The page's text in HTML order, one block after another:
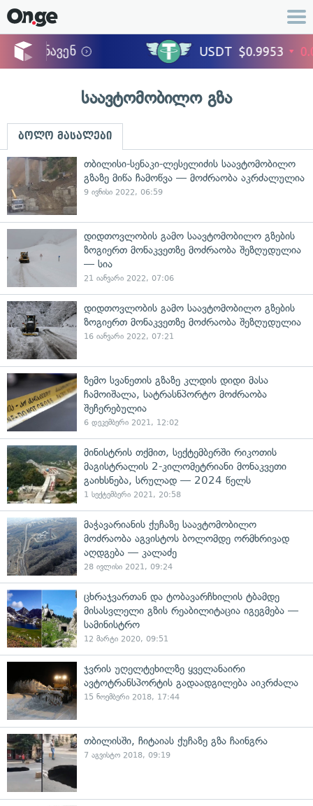
საავტომობილო გზა
ბოლო მასალები
თბილისი-სენაკი-ლესელიძის საავტომობილო
გზაზე მიწა ჩამოწვა — მოძრაობა აკრძალულია
9 ივნისი 2022, 06:59
დიდთოვლობის გამო საავტომობილო გზების
ზოგიერთ მონაკვეთზე მოძრაობა შეზღუდულია
— სია
21 იანვარი 2022, 07:06
დიდთოვლობის გამო საავტომობილო გზების
ზოგიერთ მონაკვეთზე მოძრაობა შეზღუდულია
16 იანვარი 2022, 07:21
ზემო სვანეთის გზაზე კლდის დიდი მასა
ჩამოიშალა, სატრასნპორტო მოძრაობა
შეჩერებულია
6 დეკემბერი 2021, 12:02
მინისტრის თქმით, სექტემბერში რიკოთის
მაგისტრალის 2-კილომეტრიანი მონაკვეთი
გაიხსნება, სრულად — 2024 წელს
1 სექტემბერი 2021, 20:58
მაჭავარიანის ქუჩაზე საავტომობილო
მოძრაობა აგვისტოს ბოლომდე ორმხრივად
აღდგება — კალაძე
28 ივლისი 2021, 09:24
ცხრაჯვართან და ტობავარჩხილის ტბამდე
მისასვლელი გზის რეაბილიტაცია იგეგმება —
სამინისტრო
12 მარტი 2020, 09:51
ჯვრის უღელტეხილზე ყველანაირი
ავტოტრანსპორტის გადაადგილება აიკრძალა
15 ნოემბერი 2018, 17:44
თბილისში, ჩიტაიას ქუჩაზე გზა ჩაინგრა
7 აგვისტო 2018, 09:19